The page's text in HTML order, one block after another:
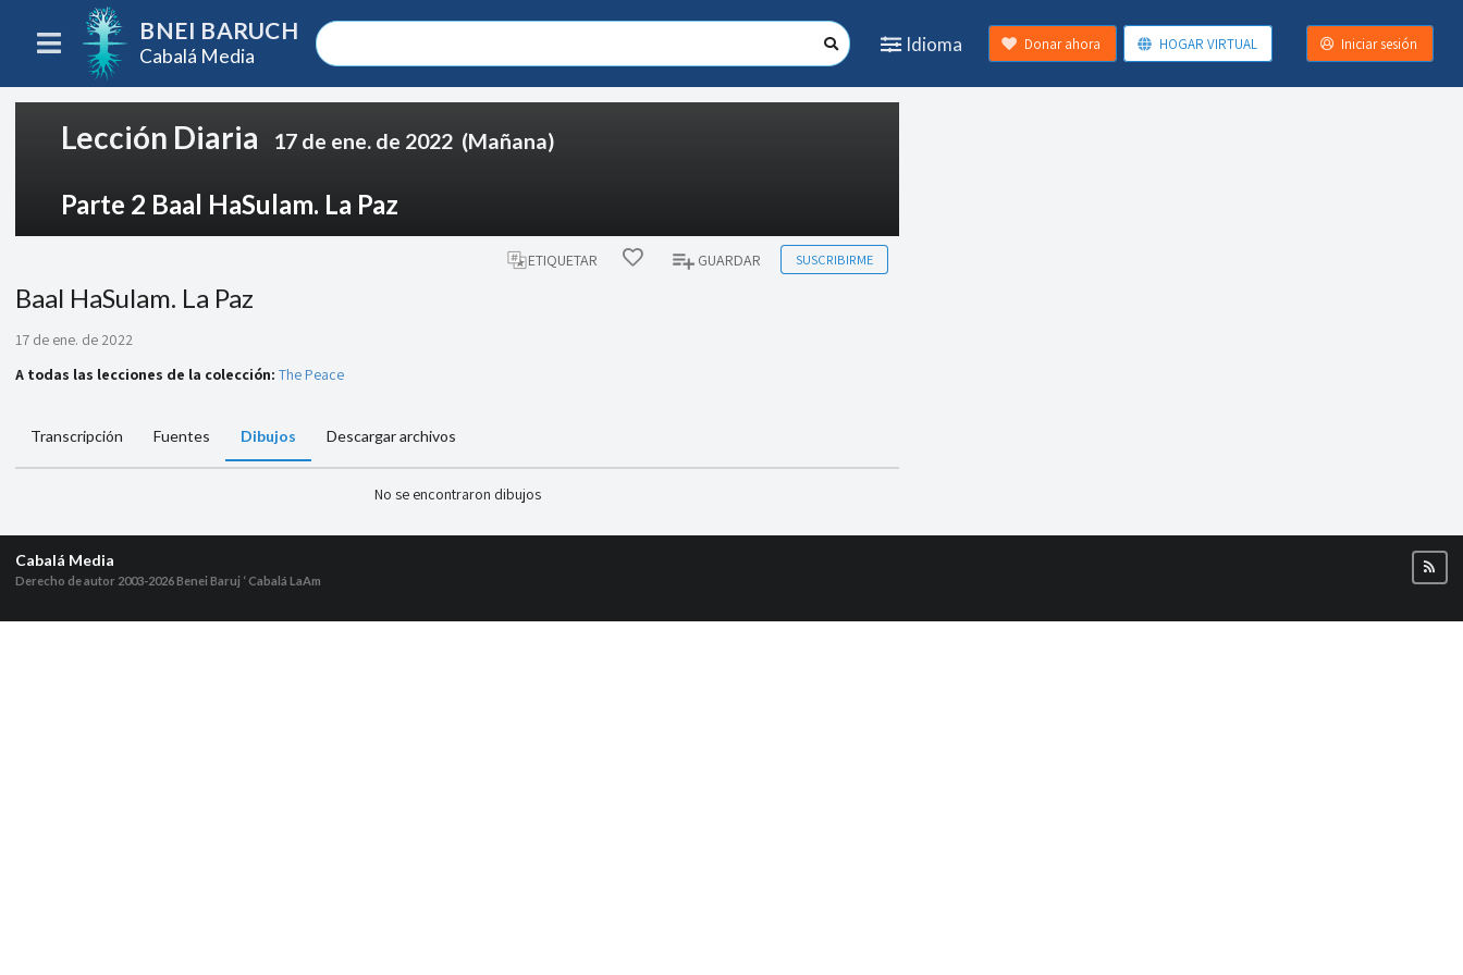
BNEI BARUCH
Cabalá Media
Idioma Donar ahora HOGAR VIRTUAL Iniciar sesión
Lección Diaria 17 de ene. de 2022 (Mañana)
Parte 2 Baal HaSulam. La Paz
ETIQUETAR GUARDAR SUSCRIBIRME
Baal HaSulam. La Paz
17 de ene. de 2022
A todas las lecciones de la colección: The Peace
Transcripción Fuentes Dibujos Descargar archivos
No se encontraron dibujos
Cabalá Media
Derecho de autor 2003-2026Benei Baruj ‘ Cabalá LaAm